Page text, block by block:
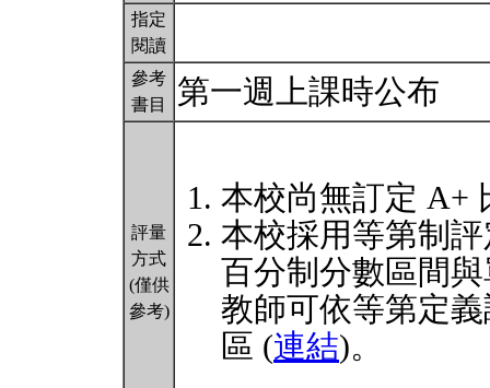
指定
閱讀
參考
書目
第一週上課時公布
評量
方式
(僅供
參考)
本校尚無訂定 A+
本校採用等第制
百分制分數區間
教師可依等第定
區 (連結)。